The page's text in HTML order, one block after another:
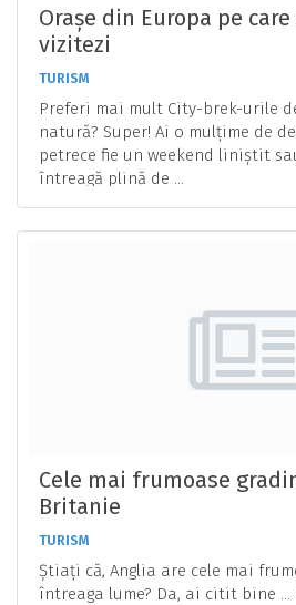
Orașe din Europa pe
vizitezi
TURISM
Preferi mai mult City-brek-urile
natură? Super! Ai o mulțime de
petrece fie un weekend liniștit
întreagă plină de ...
Cele mai frumoase
Britanie
TURISM
Știați că, Anglia are cele mai
întreaga lume? Da, ai citit bine ...